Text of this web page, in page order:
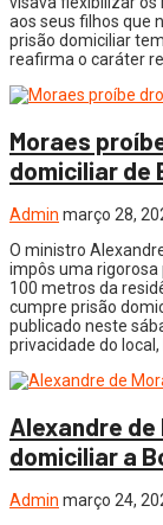
aos seus filhos que
prisão domiciliar
reafirma o caráter
Moraes
domiciliar de
Admin março 28,
O ministro
impôs uma rigorosa
100 metros da
cumpre prisão
publicado neste
privacidade do
Alexandre
domiciliar a
Admin março 24,